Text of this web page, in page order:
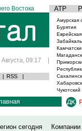
Востока АТР
Августа, 09:17 |
| RSS |
Амурская
Бурятия
сегодня Компании